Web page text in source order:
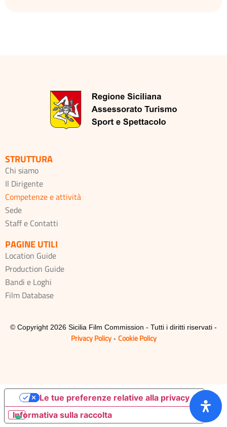
STRUTTURA
Chi siamo
Il Dirigente
Competenze e attività
Sede
Staff e Contatti
PAGINE UTILI
Location Guide
Production Guide
Bandi e Loghi
Film Database
© Copyright 2026 Sicilia Film Commission - Tutti i diritti riservati -
Privacy Policy- Cookie Policy
Informativa sulla raccolta
Le tue preferenze relative alla privacy